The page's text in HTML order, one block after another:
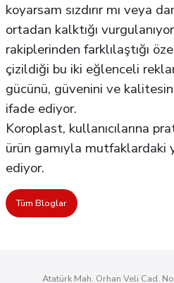
koyarsam sızdırır mı veya
ortadan kalktığı
rakiplerinden farklılaştığı
çizildiği bu iki eğlenceli
gücünü, güvenini ve
ifade ediyor.
Koroplast, kullanıcılarına
ürün gamıyla mutfaklardaki
ediyor.
Tüm Bloglar
Atatürk Mah. Orhan Veli Cad.